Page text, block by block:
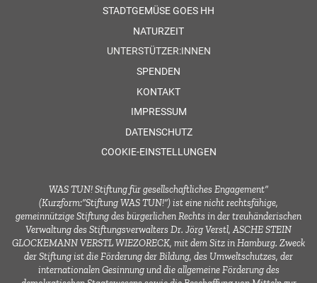
STADTGEMÜSE GOES HH
NATURZEIT
UNTERSTÜTZER:INNEN
SPENDEN
KONTAKT
IMPRESSUM
DATENSCHUTZ
COOKIE-EINSTELLUNGEN
WAS TUN! Stiftung für gesellschaftliches Engagement“
(Kurzform:“Stiftung WAS TUN!“) ist eine nicht rechtsfähige,
gemeinnützige Stiftung des bürgerlichen Rechts in der treuhänderischen
Verwaltung des Stiftungsverwalters Dr. Jörg Verstl, ASCHE STEIN
GLOCKEMANN VERSTL WIEZORECK, mit dem Sitz in Hamburg. Zweck
der Stiftung ist die Förderung der Bildung, des Umweltschutzes, der
internationalen Gesinnung und die allgemeine Förderung des